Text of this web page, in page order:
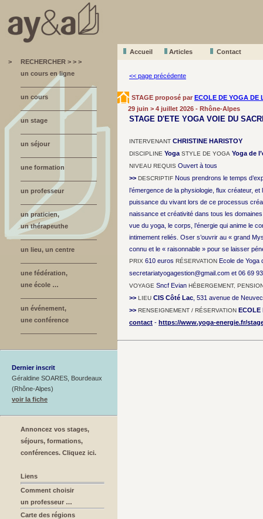
Accueil Articles
Contact
>
RECHERCHER > > >
un cours en ligne
un cours
un stage
un séjour
une formation
un professeur
un praticien,
un thérapeuthe
un lieu, un centre
une fédération,
une école …
un événement,
une conférence
Dernier inscrit
Géraldine SOARES, Bourdeaux
(Rhône-Alpes)
voir la fiche
Annoncez vos stages,
séjours, formations,
conférences. Cliquez ici.
Liens
Comment choisir
un professeur …
Carte des régions
<< page précédente
STAGE proposé par ECOLE DE YOGA DE
29 juin > 4 juillet 2026 - Rhône-Alpes
STAGE D'ETE YOGA VOIE DU
INTERVENANT CHRISTINE HARISTOY
DISCIPLINE Yoga STYLE DE YOGA Yoga de
NIVEAU REQUIS Ouvert à tous
>> DESCRIPTIF Nous prendrons le temps
l’émergence de la physiologie, flux créateur, et
puissance du vivant lors de ce processus
naissance et créativité dans tous les
vue du yoga, le corps, l’énergie qui anime le
intimement reliés. Oser s’ouvrir au « grand
connu et le « raisonnable » pour se laisser
PRIX 610 euros RÉSERVATION Ecole de Yoga
secretariatyogagestion@gmail.com et 06 69
VOYAGE Sncf Evian HÉBERGEMENT,
>> LIEU CIS Côté Lac , 531 avenue de
>> RENSEIGNEMENT / RÉSERVATION ECOLE
contact - https://www.yoga-energie.fr/